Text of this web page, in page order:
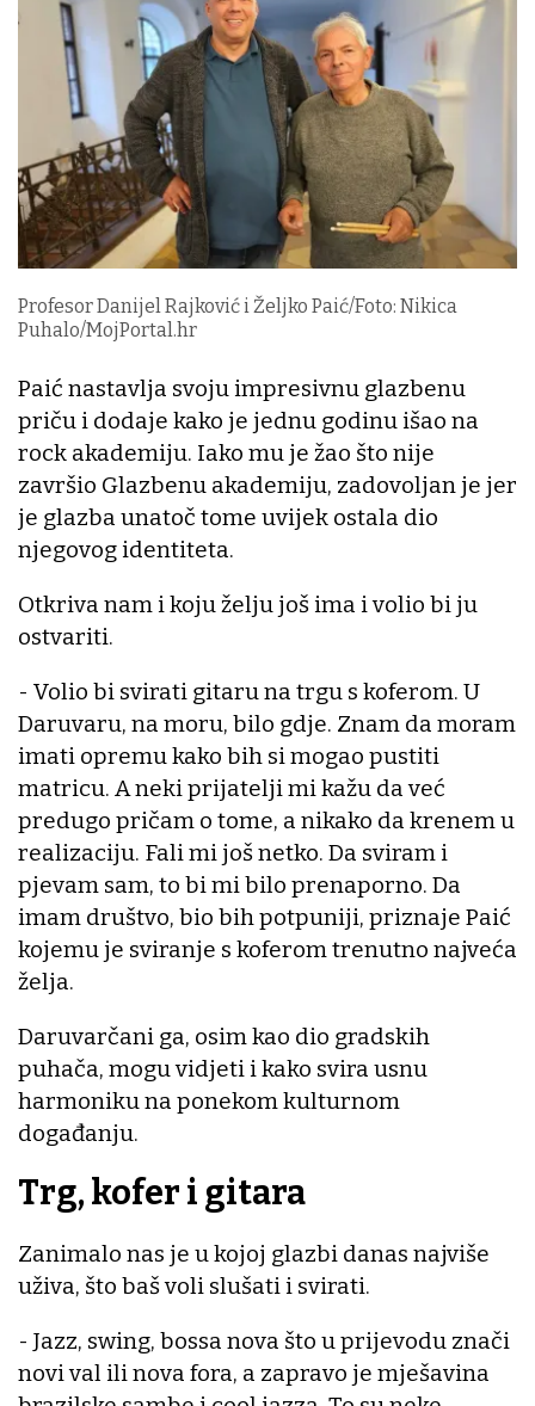
Profesor Danijel Rajković i Željko Paić/Foto: Nikica
Puhalo/MojPortal.hr
Paić nastavlja svoju impresivnu glazbenu
priču i dodaje kako je jednu godinu išao na
rock akademiju. Iako mu je žao što nije
završio Glazbenu akademiju, zadovoljan je jer
je glazba unatoč tome uvijek ostala dio
njegovog identiteta.
Otkriva nam i koju želju još ima i volio bi ju
ostvariti.
- Volio bi svirati gitaru na trgu s koferom. U
Daruvaru, na moru, bilo gdje. Znam da moram
imati opremu kako bih si mogao pustiti
matricu. A neki prijatelji mi kažu da već
predugo pričam o tome, a nikako da krenem u
realizaciju. Fali mi još netko. Da sviram i
pjevam sam, to bi mi bilo prenaporno. Da
imam društvo, bio bih potpuniji, priznaje Paić
kojemu je sviranje s koferom trenutno najveća
želja.
Daruvarčani ga, osim kao dio gradskih
puhača, mogu vidjeti i kako svira usnu
harmoniku na ponekom kulturnom
događanju.
Trg, kofer i gitara
Zanimalo nas je u kojoj glazbi danas najviše
uživa, što baš voli slušati i svirati.
- Jazz, swing, bossa nova što u prijevodu znači
novi val ili nova fora, a zapravo je mješavina